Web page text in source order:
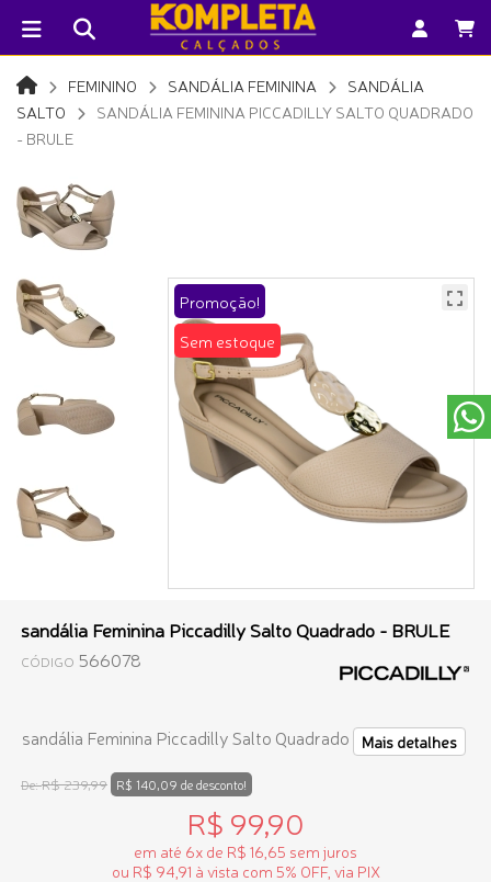
FEMININO SANDÁLIA FEMININA
SANDÁLIA
SALTO
SANDÁLIA FEMININA PICCADILLY SALTO QUADRADO
- BRULE
Promoção!
Sem estoque
sandália Feminina Piccadilly Salto Quadrado - BRULE
CÓDIGO 566078
sandália Feminina Piccadilly Salto Quadrado Mais detalhes
De:R$ 239,99 R$ 140,09 de desconto!
R$ 99,90
em até 6x de R$ 16,65 sem juros
ou R$ 94,91 à vista com 5% OFF, via PIX